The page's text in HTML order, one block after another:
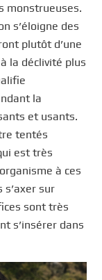
monstrueuses.
s’éloigne des
plutôt d’une
la déclivité plus
la
et usants.
tentés
est très
à ces
sur
sont très
s’insérer dans